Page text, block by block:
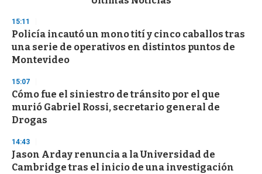
d
s
o
f
3
s
e
c
o
n
15:11
Policía incautó un mono tití y cinco caballos tras
una serie de operativos en distintos puntos de
Montevideo
15:07
Cómo fue el siniestro de tránsito por el que
murió Gabriel Rossi, secretario general de
Drogas
14:43
Jason Arday renuncia a la Universidad de
Cambridge tras el inicio de una investigación